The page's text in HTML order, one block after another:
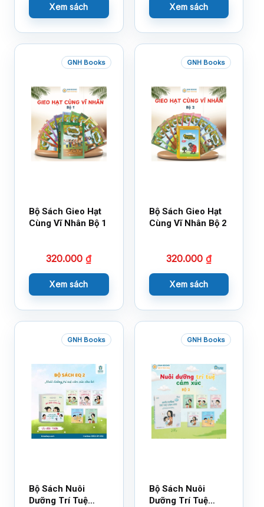
Xem sách Xem sách
GNH Books
Bộ Sách Gieo Hạt
Cùng Vĩ Nhân Bộ 1
320.000₫
Xem sách
GNH Books
Bộ Sách Gieo Hạt
Cùng Vĩ Nhân Bộ 2
320.000 ₫
Xem sách
GNH Books
Bộ Sách Nuôi
Dưỡng Trí Tuệ
GNH Books
Bộ Sách Nuôi
Dưỡng Trí Tuệ